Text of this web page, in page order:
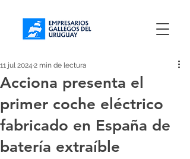
Acciona presenta el
primer coche eléctrico
fabricado en España de
batería extraíble
11 jul 2024 2 min de lectura